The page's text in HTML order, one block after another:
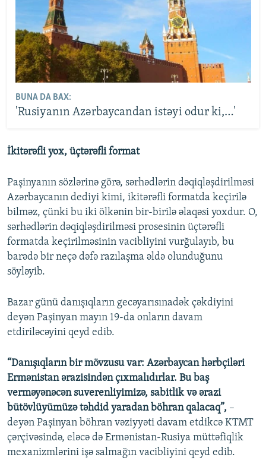
BUNA DA BAX:
'Rusiyanın Azərbaycandan istəyi odur ki,…'
İkitərəfli yox, üçtərəfli format
Paşinyanın sözlərinə görə, sərhədlərin dəqiqləşdirilməsi
Azərbaycanın dediyi kimi, ikitərəfli formatda keçirilə
bilməz, çünki bu iki ölkənin bir-birilə əlaqəsi yoxdur. O,
sərhədlərin dəqiqləşdirilməsi prosesinin üçtərəfli
formatda keçirilməsinin vacibliyini vurğulayıb, bu
barədə bir neçə dəfə razılaşma əldə olunduğunu
söyləyib.
Bazar günü danışıqların gecəyarısınadək çəkdiyini
deyən Paşinyan mayın 19-da onların davam
etdiriləcəyini qeyd edib.
“Danışıqların bir mövzusu var: Azərbaycan hərbçiləri
Ermənistan ərazisindən çıxmalıdırlar. Bu baş
verməyənəcən suverenliyimizə, sabitlik və ərazi
bütövlüyümüzə təhdid yaradan böhran qalacaq”, –
deyən Paşinyan böhran vəziyyəti davam etdikcə KTMT
çərçivəsində, eləcə də Ermənistan-Rusiya müttəfiqlik
mexanizmlərini işə salmağın vacibliyini qeyd edib.